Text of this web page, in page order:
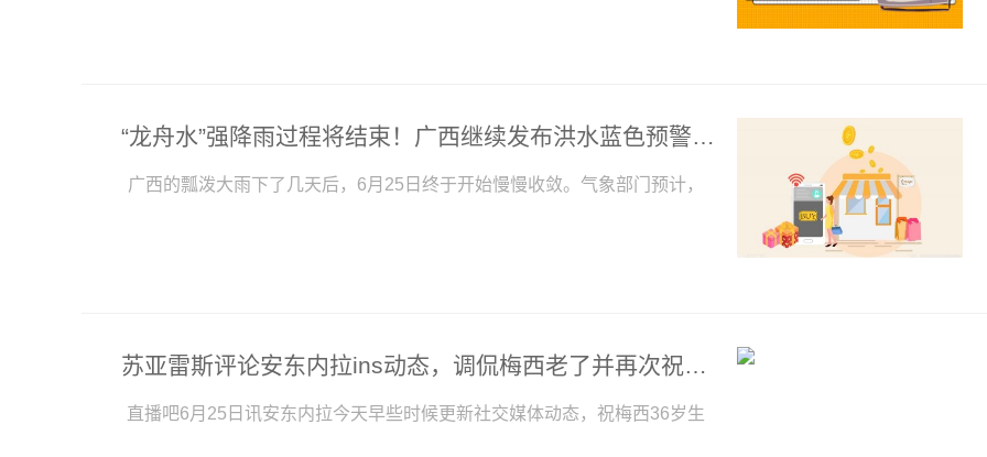
广西的瓢泼大雨下了几天后，6月25日终于开始慢慢收敛。气象部门预计，
苏亚雷斯评论安东内拉ins动态，调侃梅西老了并再次祝他生快
直播吧6月25日讯安东内拉今天早些时候更新社交媒体动态，祝梅西36岁生